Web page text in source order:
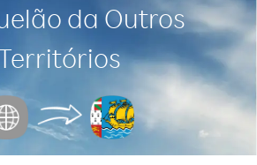
da Outros